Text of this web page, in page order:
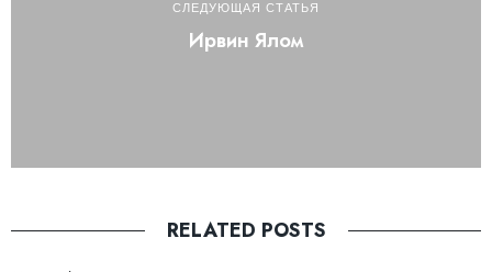
СЛЕДУЮЩАЯ СТАТЬЯ
Ирвин Ялом
RELATED POSTS